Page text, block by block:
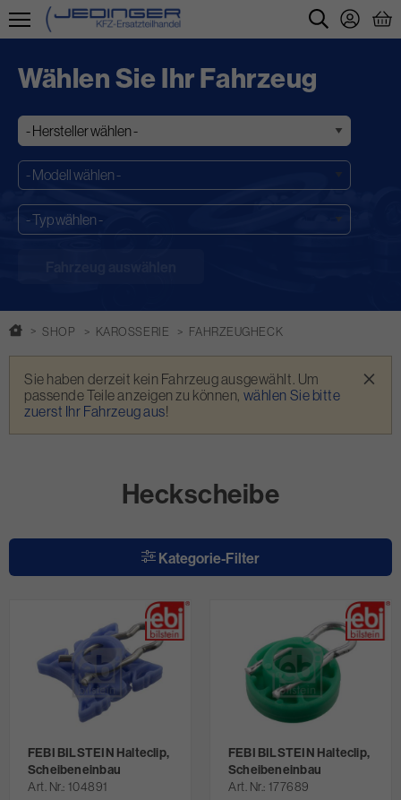
Direkt
Inhalt
Wählen Sie Ihr Fahrzeug
SHOP KAROSSERIE FAHRZEUGHECK
Warnmeldung
Sie haben derzeit kein Fahrzeug ausgewählt. Um
passende Teile anzeigen zu können, wählen Sie bitte
zuerst Ihr Fahrzeug aus!
×
Heckscheibe
Kategorie-Filter
FEBI BILSTEIN Halteclip,
Scheibeneinbau
Art. Nr. 104891
FEBI BILSTEIN Halteclip,
Scheibeneinbau
Art. Nr. 177689